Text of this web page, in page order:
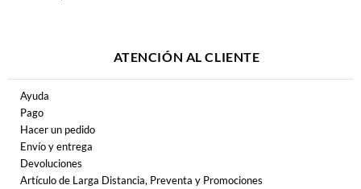
ATENCIÓN AL CLIENTE
Ayuda
Pago
Hacer un pedido
Envío y entrega
Devoluciones
Artículo de Larga Distancia, Preventa y Promociones